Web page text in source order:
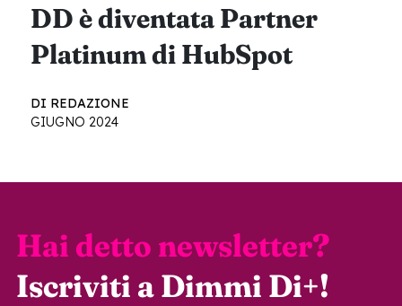
DD è diventata Partner
Platinum di HubSpot
DI REDAZIONE
GIUGNO 2024
Hai detto newsletter?
Iscriviti a Dimmi Di+!